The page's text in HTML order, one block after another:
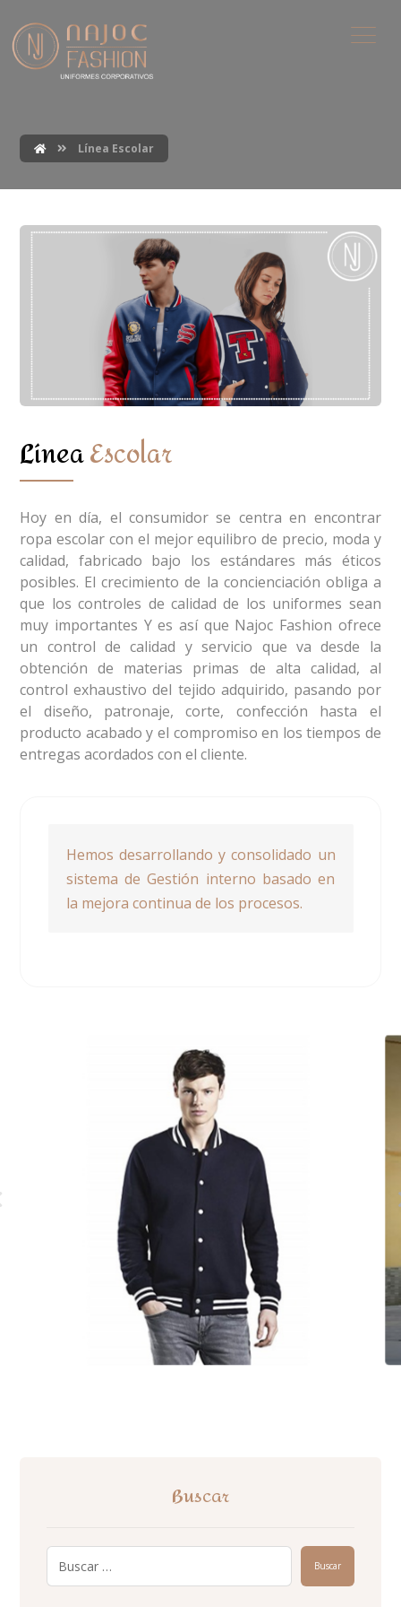
Línea Escolar
LíneaEscolar
Hoy en día, el consumidor se centra en encontrar
ropa escolar con el mejor equilibro de precio, moda y
calidad, fabricado bajo los estándares más éticos
posibles. El crecimiento de la concienciación obliga a
que los controles de calidad de los uniformes sean
muy importantes Y es así que Najoc Fashion ofrece
un control de calidad y servicio que va desde la
obtención de materias primas de alta calidad, al
control exhaustivo del tejido adquirido, pasando por
el diseño, patronaje, corte, confección hasta el
producto acabado y el compromiso en los tiempos de
entregas acordados con el cliente.
Hemos desarrollando y consolidado un
sistema de Gestión interno basado en
la mejora continua de los procesos.
Buscar
Buscar